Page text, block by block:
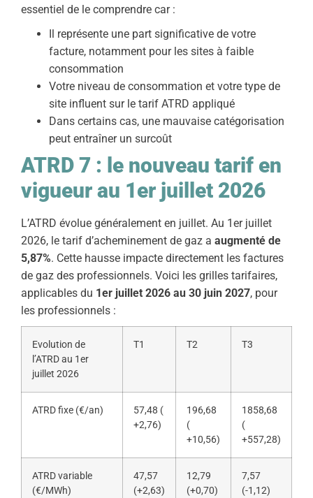
essentiel de le comprendre car :
Il représente une part significative de votre
facture, notamment pour les sites à faible
consommation
Votre niveau de consommation et votre type de
site influent sur le tarif ATRD appliqué
Dans certains cas, une mauvaise catégorisation
peut entraîner un surcoût
ATRD 7 : le nouveau tarif en
vigueur au 1er juillet 2026
L’ATRD évolue généralement en juillet. Au 1er juillet
2026, le tarif d’acheminement de gaz a augmenté de
5,87%. Cette hausse impacte directement les factures
de gaz des professionnels. Voici les grilles tarifaires,
applicables du 1er juillet 2026 au 30 juin 2027, pour
les professionnels :
Evolution de
l’ATRD au 1er
juillet 2026
T1 T2 T3
ATRD fixe (€/an)
57,48 (
+2,76)
196,68
(
+10,56)
1858,68
(
+557,28)
ATRD variable
(€/MWh)
47,57
(+2,63)
12,79
(+0,70)
7,57
(-1,12)